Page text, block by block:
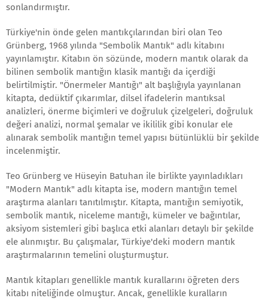
sonlandırmıştır.
Türkiye'nin önde gelen mantıkçılarından biri olan Teo
Grünberg, 1968 yılında "Sembolik Mantık" adlı kitabını
yayınlamıştır. Kitabın ön sözünde, modern mantık olarak da
bilinen sembolik mantığın klasik mantığı da içerdiği
belirtilmiştir. "Önermeler Mantığı" alt başlığıyla yayınlanan
kitapta, dedüktif çıkarımlar, dilsel ifadelerin mantıksal
analizleri, önerme biçimleri ve doğruluk çizelgeleri, doğruluk
değeri analizi, normal şemalar ve ikililik gibi konular ele
alınarak sembolik mantığın temel yapısı bütünlüklü bir şekilde
incelenmiştir.
Teo Grünberg ve Hüseyin Batuhan ile birlikte yayınladıkları
"Modern Mantık" adlı kitapta ise, modern mantığın temel
araştırma alanları tanıtılmıştır. Kitapta, mantığın semiyotik,
sembolik mantık, niceleme mantığı, kümeler ve bağıntılar,
aksiyom sistemleri gibi başlıca etki alanları detaylı bir şekilde
ele alınmıştır. Bu çalışmalar, Türkiye'deki modern mantık
araştırmalarının temelini oluşturmuştur.
Mantık kitapları genellikle mantık kurallarını öğreten ders
kitabı niteliğinde olmuştur. Ancak, genellikle kuralların